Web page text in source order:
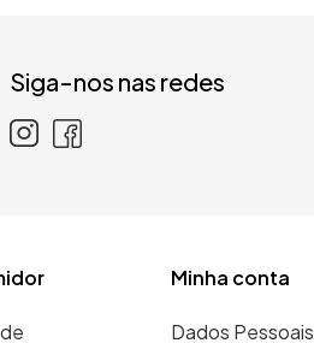
Siga-nos nas redes
Minha conta
Dados Pessoais